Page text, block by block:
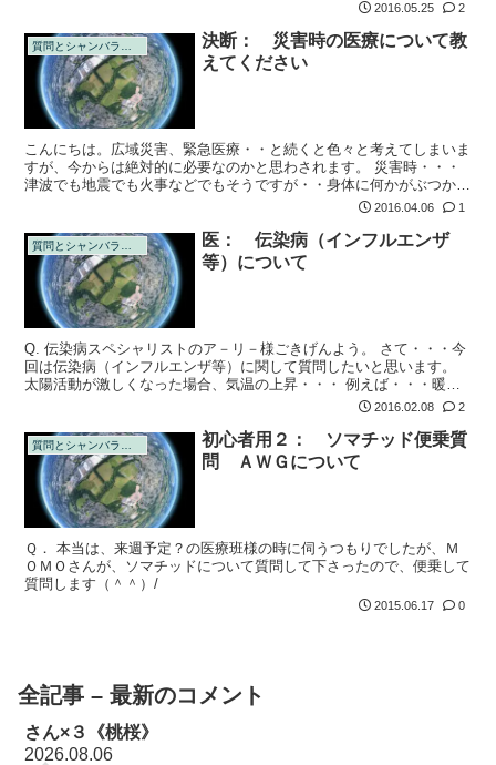
2016.05.25 2
質問とシャンバラの回答
決断： 災害時の医療について教
えてください
こんにちは。広域災害、緊急医療・・と続くと色々と考えてしまいま
すが、今からは絶対的に必要なのかと思わされます。 災害時・・・
津波でも地震でも火事などでもそうですが・・身体に何かがぶつかる
（建物等の部品とか）。または大きく切れる（切断まではいかない状
2016.04.06 1
医： 伝染病（インフルエンザ
等）について
Q. 伝染病スペシャリストのア－リ－様ごきげんよう。 さて・・・今
回は伝染病（インフルエンザ等）に関して質問したいと思います。
太陽活動が激しくなった場合、気温の上昇・・・ 例えば・・・暖
冬、夏は馬鹿げた位、熱い。 このような事が考えられると思いま
2016.02.08 2
初心者用２： ソマチッド便乗質
問 ＡＷＧについて
Ｑ． 本当は、来週予定？の医療班様の時に伺うつもりでしたが、Ｍ
ＯＭＯさんが、ソマチッドについて質問して下さったので、便乗して
質問します（＾＾）/
2015.06.17 0
全記事 – 最新のコメント
さん×３《桃桜》
2026.08.06